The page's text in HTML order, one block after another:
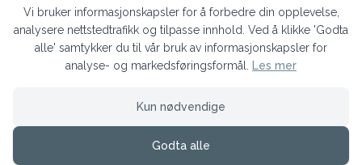
Siden driftes avShoplabs
Vi bruker informasjonskapsler for å forbedre din opplevelse,
analysere nettstedtrafikk og tilpasse innhold. Ved å klikke 'Godta
alle' samtykker du til vår bruk av informasjonskapsler for
analyse- og markedsføringsformål.
Les mer
Kun nødvendige
Godta alle